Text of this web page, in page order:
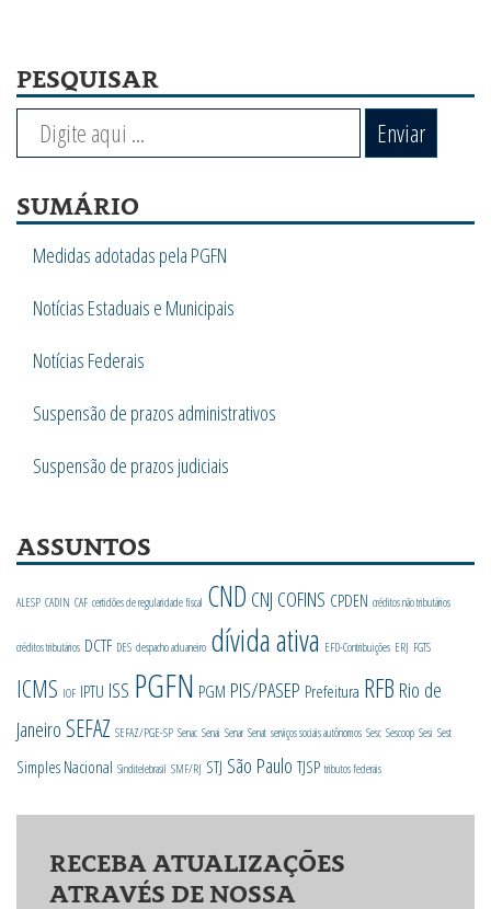
PESQUISAR
Enviar
SUMÁRIO
Medidas adotadas pela PGFN
Notícias Estaduais e Municipais
Notícias Federais
Suspensão de prazos administrativos
Suspensão de prazos judiciais
ASSUNTOS
ALESP CADIN CAF certidões de regularidade fiscal CND CNJ COFINS CPDEN créditos não tributários
créditos tributários DCTF DES despacho aduaneiro dívida ativa EFD-Contribuições ERJ FGTS
ICMS IOF IPTU ISS PGFN PGM PIS/PASEP Prefeitura RFB Rio de
Janeiro SEFAZ SEFAZ/PGE-SP Senac Senai Senar Senat serviços sociais autônomos Sesc Sescoop Sesi Sest
Simples Nacional Sinditelebrasil SMF/RJ STJ São Paulo TJSP tributos federais
RECEBA ATUALIZAÇÕES
ATRAVÉS DE NOSSA